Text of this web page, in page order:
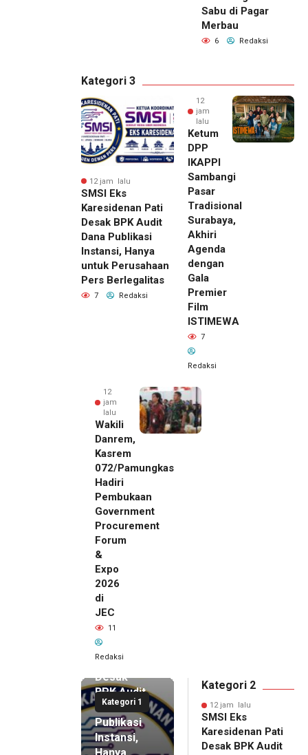
Sabu di Pagar
Merbau
6 Redaksi
Kategori 3
12 jam lalu
SMSI Eks
Karesidenan Pati
Desak BPK Audit
Dana Publikasi
Instansi, Hanya
untuk Perusahaan
Pers Berlegalitas
7 Redaksi
12
jam
lalu
Ketum
DPP
IKAPPI
Sambangi
Pasar
Tradisional
Surabaya,
Akhiri
Agenda
dengan
Gala
Premier
Film
ISTIMEWA
7
Redaksi
12
jam
lalu
Wakili
Danrem,
Kasrem
072/Pamungkas
Hadiri
Pembukaan
Government
Procurement
Forum
&
Expo
2026
di
JEC
11
Redaksi
Kategori 1
SMSI Eks
Karesidenan
Pati
Desak
BPK Audit
Dana
Publikasi
Instansi,
Kategori 2
12 jam lalu
SMSI Eks
Karesidenan Pati
Desak BPK Audit